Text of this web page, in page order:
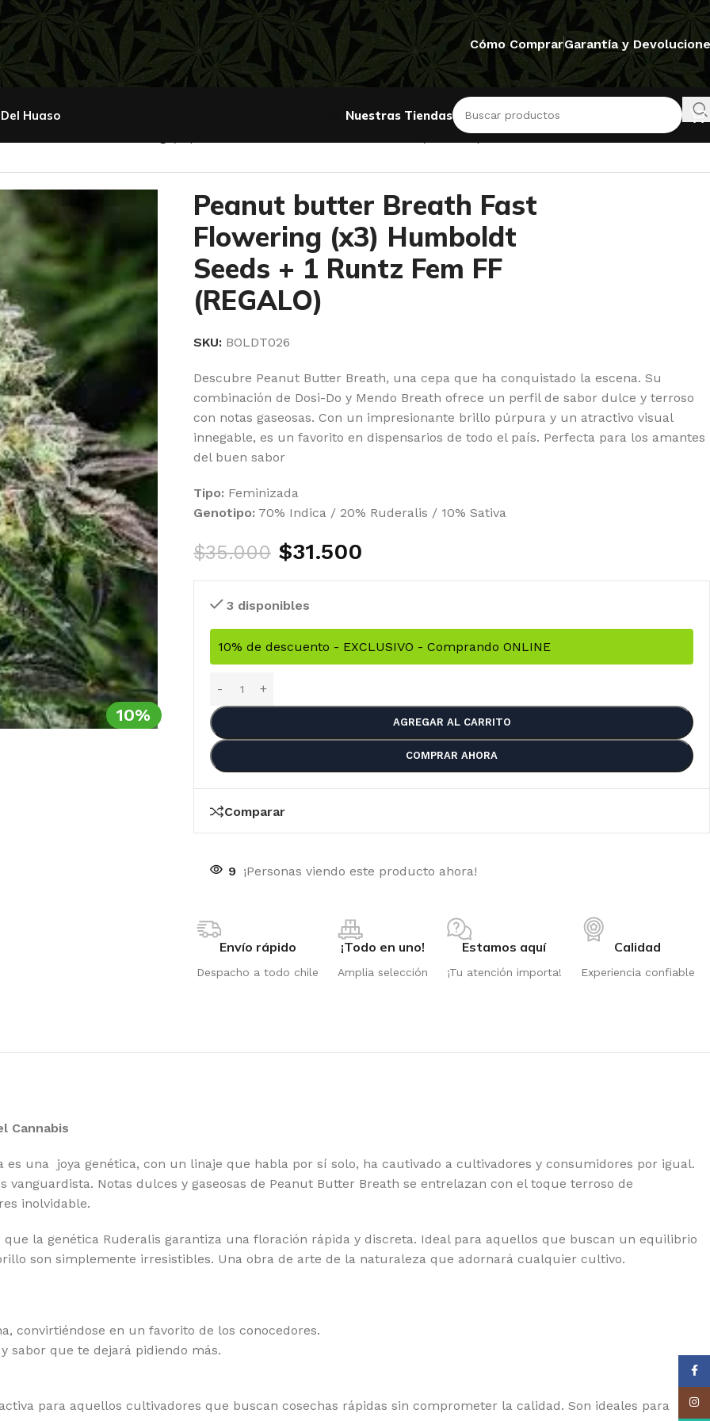
Cómo ComprarGarantía y
SPEED BUDS
SEEDS COMPANY
SEEDS
SEEDS
SEEDS
SENSI SEEDS
SHAMAN GENETICS
STRAIN MACHINE
Huaso
Nuestras Tiendas
Breath Fast Flowering (x3) Humboldt Seeds + 1 Runtz Fem FF (REGALO)
10%
Peanut butter Breath Fast
Flowering (x3) Humboldt
Seeds + 1 Runtz Fem FF
(REGALO)
SKU: BOLDT026
Descubre Peanut Butter Breath, una cepa que ha conquistado la escena. Su
combinación de Dosi-Do y Mendo Breath ofrece un perfil de sabor dulce y terroso
con notas gaseosas. Con un impresionante brillo púrpura y un atractivo visual
innegable, es un favorito en dispensarios de todo el país. Perfecta para los amantes
del buen sabor
Tipo: Feminizada
Genotipo: 70% Indica / 20% Ruderalis / 10% Sativa
$35.000 $31.500
3 disponibles
10% de descuento - EXCLUSIVO - Comprando ONLINE
AGREGAR AL CARRITO
COMPRAR AHORA
Comparar
9 ¡Personas viendo este producto ahora!
Envío rápido
Despacho a todo chile
¡Todo en uno!
Amplia selección
Estamos aquí
¡Tu atención importa!
Calidad
Experiencia confiable
Cannabis
es una joya genética, con un linaje que habla por sí solo, ha cautivado a cultivadores y consumidores por igual.
Notas dulces y gaseosas de Peanut Butter Breath se entrelazan con el toque terroso de
inolvidable.
la genética Ruderalis garantiza una floración rápida y discreta. Ideal para aquellos que buscan un equilibrio
son simplemente irresistibles. Una obra de arte de la naturaleza que adornará cualquier cultivo.
convirtiéndose en un favorito de los conocedores.
sabor que te dejará pidiendo más.
para aquellos cultivadores que buscan cosechas rápidas sin comprometer la calidad. Son ideales para